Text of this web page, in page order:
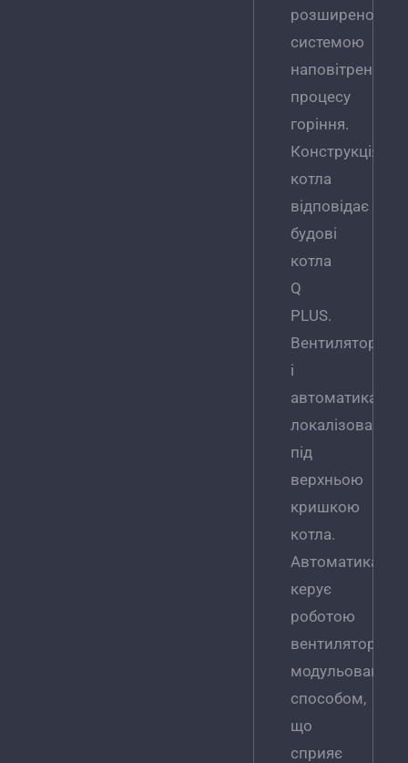
розширеною
системою
наповітрення
процесу
горіння.
Конструкція
котла
відповідає
будові
котла
Q
PLUS.
Вентилятор
і
автоматика
локалізовані
під
верхньою
кришкою
котла.
Автоматика
керує
роботою
вентилятора
модульованим
способом,
що
сприяє